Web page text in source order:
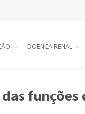
DOENÇA RENAL
funções